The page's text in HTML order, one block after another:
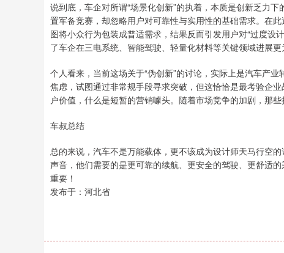
说到底，车企对所谓“场景化创新”的执着，本质是创新乏力
置军备竞赛，却忽略用户对可靠性与实用性的基础需求。在
图将小众行为包装成普适需求，结果反而引发用户对“过度设
了车企在三电系统、智能驾驶、轻量化材料等关键领域进展更
个人看来，当前这场关于“伪创新”的讨论，实际上是汽车产
焦虑，试图通过非常规手段寻求突破，但这恰恰是最考验企
户价值，什么是短暂的营销噱头。随着市场竞争的加剧，那
车叔总结
总的来说，汽车不是万能载体，更不该成为设计师天马行空
声音，他们需要的是更可靠的续航、更安全的驾驶、更舒适
重要！
发布于：河北省